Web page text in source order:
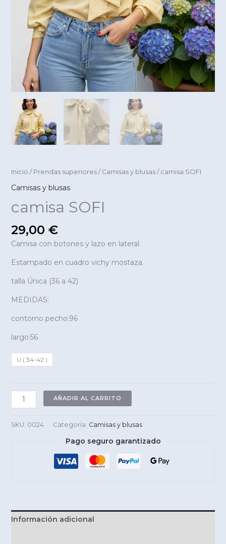
Inicio / Prendas superiores/ Camisas y blusas/ camisa SOFI
Camisas y blusas
camisa SOFI
29,00 €
Camisa con botones y lazo en lateral.
Estampado en cuadro vichy mostaza.
talla Única (36 a 42)
MEDIDAS:
contorno pecho:96
largo:56
U ( 34-42 )
camisa
SOFI
AÑADIR AL CARRITO
SKU: 0024 Categoría: Camisas y blusas
Pago seguro garantizado
Información adicional